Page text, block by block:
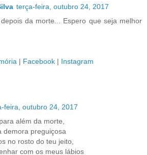
terça-feira, outubro 24, 2017
da morte... Espero que seja melhor
| Facebook | Instagram
feira, outubro 24, 2017
além da morte,
demora preguiçosa
no rosto do teu jeito,
com os meus lábios